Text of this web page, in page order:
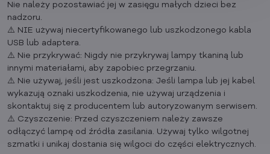
Nie należy pozostawiać jej w zasięgu małych dzieci bez
nadzoru.
⚠️ NIE używaj niecertyfikowanego lub uszkodzonego kabla
USB lub adaptera.
⚠️ Nie przykrywać: Nigdy nie przykrywaj lampy tkaniną lub
innymi materiałami, aby zapobiec przegrzaniu.
⚠️ Nie używaj, jeśli jest uszkodzona: Jeśli lampa lub jej kabel
wykazują oznaki uszkodzenia, nie używaj urządzenia i
skontaktuj się z producentem lub autoryzowanym serwisem.
⚠️ Czyszczenie: Przed czyszczeniem należy zawsze
odłączyć lampę od źródła zasilania. Używaj tylko wilgotnej
szmatki i unikaj dostania się wilgoci do części elektrycznych.